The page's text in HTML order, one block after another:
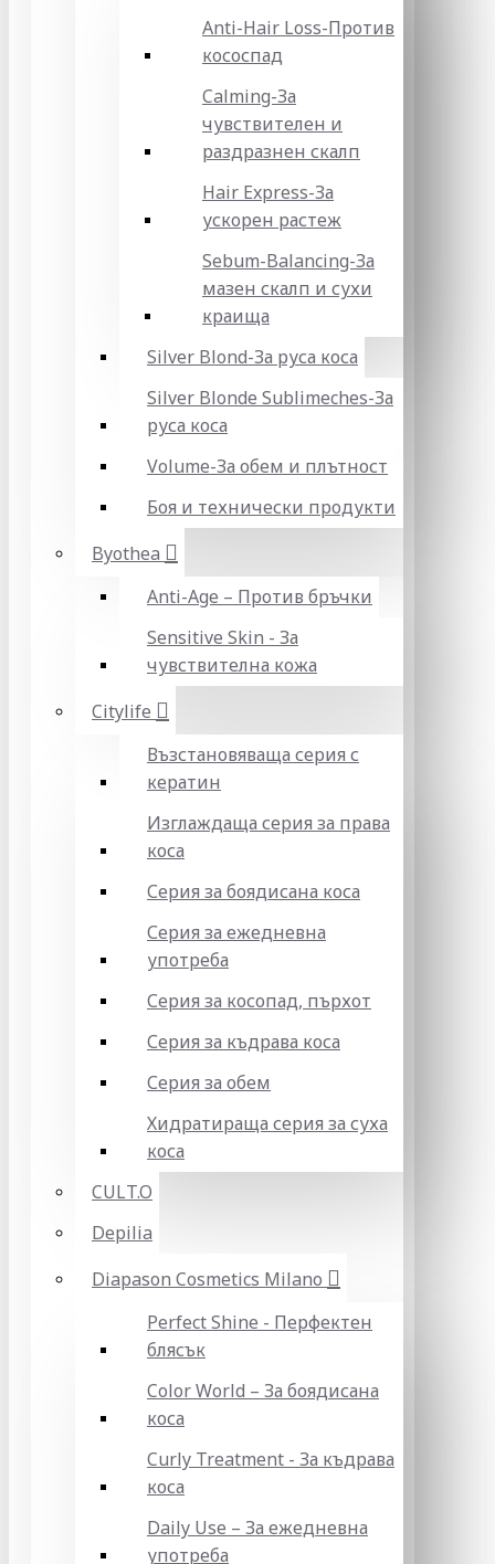
Anti-Hair Loss-Против
кососпад
Calming-За
чувствителен и
раздразнен скалп
Hair Express-За
ускорен растеж
Sebum-Balancing-За
мазен скалп и сухи
краища
Silver Blond-За руса коса
Silver Blonde Sublіmeches-За
руса коса
Volume-За обем и плътност
Боя и технически продукти
Byothea
Anti-Age – Против бръчки
Sensitive Skin - За
чувствителна кожа
Citylife
Възстановяваща серия с
кератин
Изглаждаща серия за права
коса
Серия за боядисана коса
Серия за ежедневна
употреба
Серия за косопад, пърхот
Серия за къдрава коса
Серия за обем
Хидратираща серия за суха
коса
CULT.O
Depilia
Diapason Cosmetics Milano
Perfect Shine - Перфектен
блясък
Color World – За боядисана
коса
Curly Treatment - За къдрава
коса
Daily Use – За ежедневна
употреба